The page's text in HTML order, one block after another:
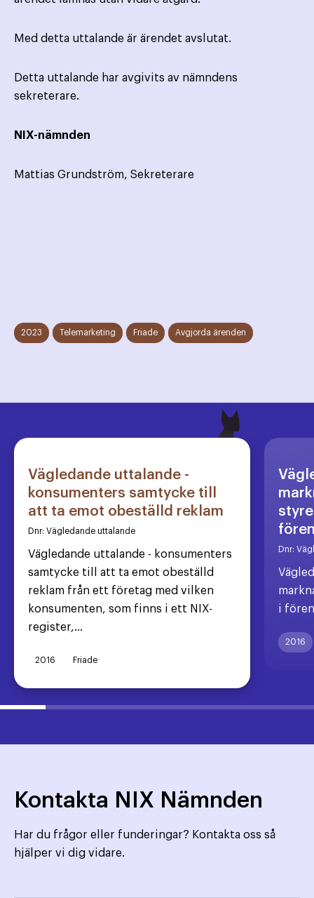
Med detta uttalande är ärendet avslutat.
Detta uttalande har avgivits av nämndens
sekreterare.
NIX-nämnden
Mattias Grundström, Sekreterare
2023 Telemarketing Friade Avgjorda ärenden
Vägledande uttalande -
konsumenters samtycke till
att ta emot obeställd reklam
Dnr: Vägledande uttalande
Vägledande uttalande - konsumenters
samtycke till att ta emot obeställd
reklam från ett företag med vilken
konsumenten, som finns i ett NIX-
register,...
2016 Friade
Dnr:
i
2016
Kontakta NIX Nämnden
Har du frågor eller funderingar? Kontakta oss så
hjälper vi dig vidare.